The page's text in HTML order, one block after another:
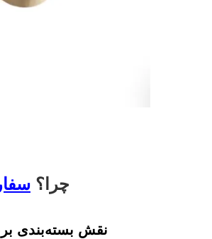
چرا؟
نقش بسته‌بندی